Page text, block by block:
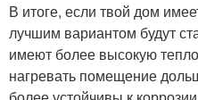
В итоге, если твой дом
лучшим вариантом будут
имеют более высокую
нагревать помещение